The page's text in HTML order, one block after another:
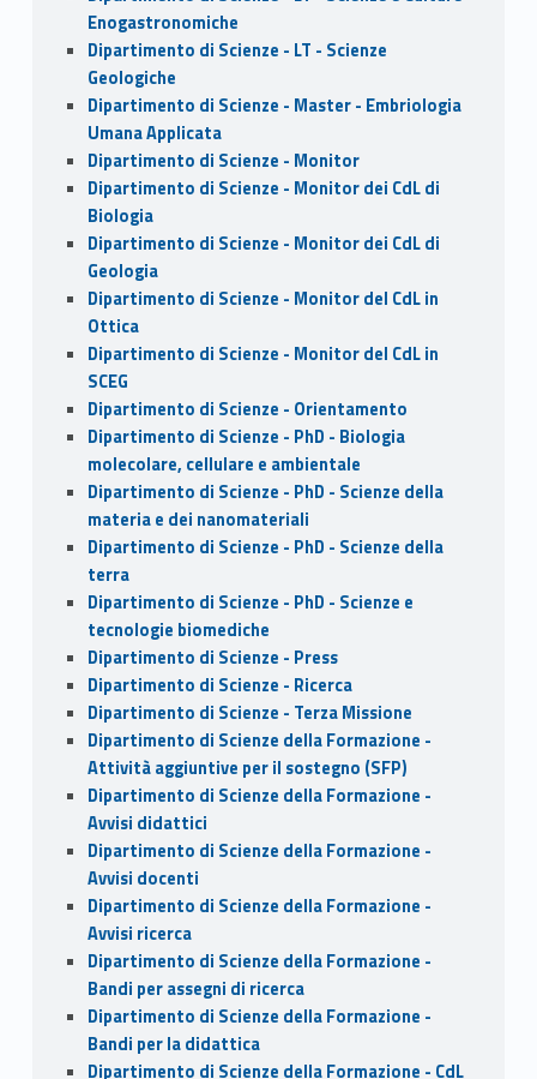
Enogastronomiche
Dipartimento di Scienze - LT - Scienze
Geologiche
Dipartimento di Scienze - Master - Embriologia
Umana Applicata
Dipartimento di Scienze - Monitor
Dipartimento di Scienze - Monitor dei CdL di
Biologia
Dipartimento di Scienze - Monitor dei CdL di
Geologia
Dipartimento di Scienze - Monitor del CdL in
Ottica
Dipartimento di Scienze - Monitor del CdL in
SCEG
Dipartimento di Scienze - Orientamento
Dipartimento di Scienze - PhD - Biologia
molecolare, cellulare e ambientale
Dipartimento di Scienze - PhD - Scienze della
materia e dei nanomateriali
Dipartimento di Scienze - PhD - Scienze della
terra
Dipartimento di Scienze - PhD - Scienze e
tecnologie biomediche
Dipartimento di Scienze - Press
Dipartimento di Scienze - Ricerca
Dipartimento di Scienze - Terza Missione
Dipartimento di Scienze della Formazione -
Attività aggiuntive per il sostegno (SFP)
Dipartimento di Scienze della Formazione -
Avvisi didattici
Dipartimento di Scienze della Formazione -
Avvisi docenti
Dipartimento di Scienze della Formazione -
Avvisi ricerca
Dipartimento di Scienze della Formazione -
Bandi per assegni di ricerca
Dipartimento di Scienze della Formazione -
Bandi per la didattica
Dipartimento di Scienze della Formazione - CdL